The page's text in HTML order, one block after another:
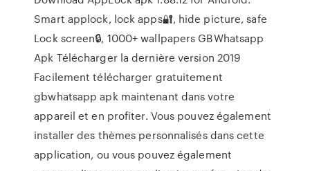
Smart applock, lock apps🔐, hide picture, safe
Lock screen🔒, 1000+ wallpapers GBWhatsapp
Apk Télécharger la dernière version 2019
Facilement télécharger gratuitement
gbwhatsapp apk maintenant dans votre
appareil et en profiter. Vous pouvez également
installer des thèmes personnalisés dans cette
application, ou vous pouvez également